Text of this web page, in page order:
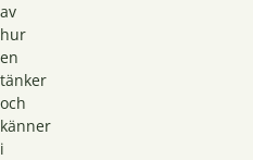
av
hur
en
tänker
och
känner
i